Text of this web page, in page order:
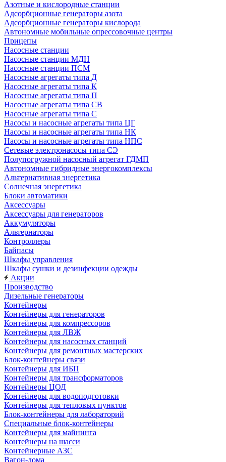
Азотные и кислородные станции
Адсорбционные генераторы азота
Адсорбционные генераторы кислорода
Автономные мобильные опрессовочные центры
Прицепы
Насосные станции
Насосные станции МДН
Насосные станции ПСМ
Насосные агрегаты типа Д
Насосные агрегаты типа К
Насосные агрегаты типа П
Насосные агрегаты типа СВ
Насосные агрегаты типа С
Насосы и насосные агрегаты типа ЦГ
Насосы и насосные агрегаты типа НК
Насосы и насосные агрегаты типа НПС
Сетевые электронасосы типа СЭ
Полупогружной насосный агрегат ГДМП
Автономные гибридные энергокомплексы
Альтернативная энергетика
Солнечная энергетика
Блоки автоматики
Аксессуары
Аксессуары для генераторов
Аккумуляторы
Альтернаторы
Контроллеры
Байпасы
Шкафы управления
Шкафы сушки и дезинфекции одежды
Акции
Производство
Дизельные генераторы
Контейнеры
Контейнеры для генераторов
Контейнеры для компрессоров
Контейнеры для ЛВЖ
Контейнеры для насосных станций
Контейнеры для ремонтных мастерских
Блок-контейнеры связи
Контейнеры для ИБП
Контейнеры для трансформаторов
Контейнеры ЦОД
Контейнеры для водоподготовки
Контейнеры для тепловых пунктов
Блок-контейнеры для лабораторий
Специальные блок-контейнеры
Контейнеры для майнинга
Контейнеры на шасси
Контейнерные АЗС
Вагон-дома